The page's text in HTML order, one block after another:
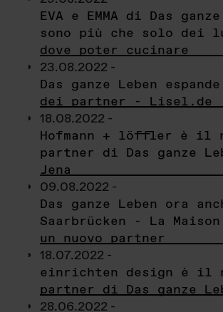
EVA e EMMA di Das
sono più che solo dei
dove poter cucinare
23.08.2022 -
Das ganze Leben
dei partner - Lisel.de
18.08.2022 -
Hofmann + löffler è il
partner di Das ganze
Jena
09.08.2022 -
Das ganze Leben ora
Saarbrücken - La
un nuovo partner
18.07.2022 -
einrichten design è il
partner di Das ganze
28.06.2022 -